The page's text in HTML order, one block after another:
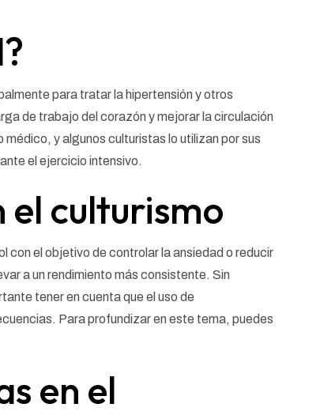
para tratar la hipertensión y otros
de trabajo del corazón y mejorar la circulación
y algunos culturistas lo utilizan por sus
el ejercicio intensivo.
el culturismo
con el objetivo de controlar la ansiedad o reducir
a un rendimiento más consistente. Sin
tener en cuenta que el uso de
Para profundizar en este tema, puedes
en el